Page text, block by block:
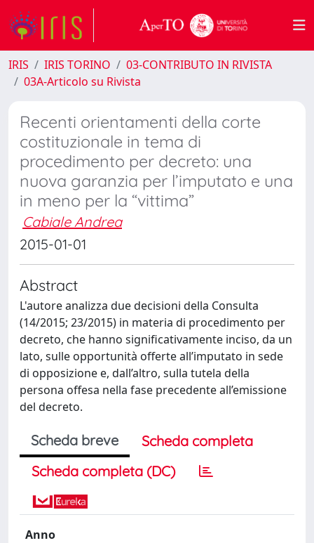
IRIS IRIS TORINO
03-CONTRIBUTO IN RIVISTA
03A-Articolo su Rivista
Recenti orientamenti della corte
costituzionale in tema di
procedimento per decreto: una
nuova garanzia per l’imputato e una
in meno per la “vittima”
Cabiale Andrea
2015-01-01
Abstract
L'autore analizza due decisioni della Consulta
(14/2015; 23/2015) in materia di procedimento per
decreto, che hanno significativamente inciso, da un
lato, sulle opportunità offerte all’imputato in sede
di opposizione e, dall’altro, sulla tutela della
persona offesa nella fase precedente all’emissione
del decreto.
Scheda breve
Scheda completa
Scheda completa (DC)
Anno